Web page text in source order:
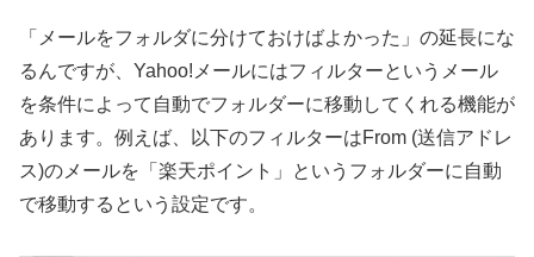
「メールをフォルダに分けておけばよかった」の延長にな
るんですが、Yahoo!メールにはフィルターというメール
を条件によって自動でフォルダーに移動してくれる機能が
あります。例えば、以下のフィルターはFrom (送信アドレ
ス)のメールを「楽天ポイント」というフォルダーに自動
で移動するという設定です。